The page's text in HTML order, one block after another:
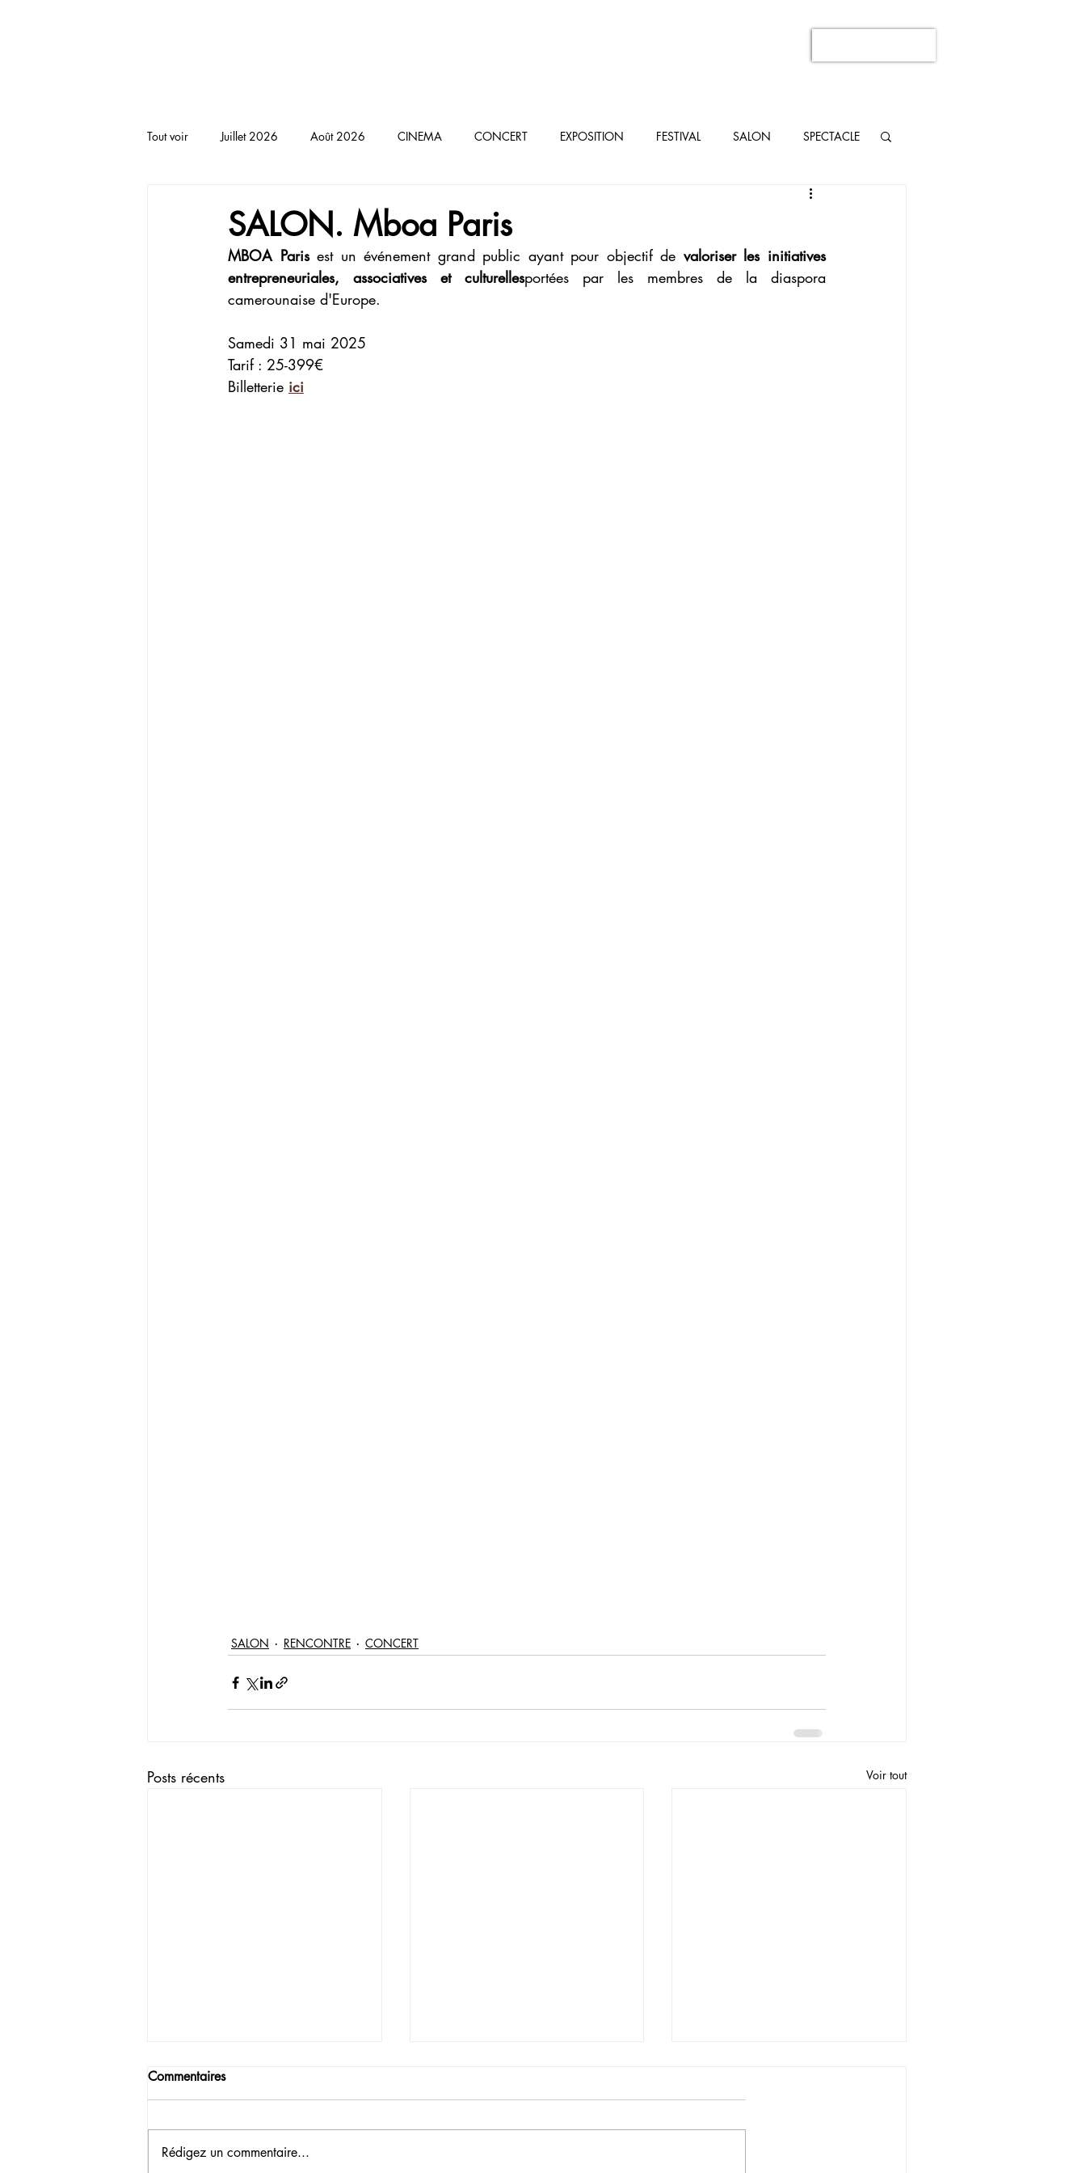
Tout voir Juillet 2026 Août 2026 CINEMA CONCERT EXPOSITION FESTIVAL SALON SPECTACLE
SALON. Mboa Paris
MBOA Paris est un événement grand public ayant pour objectif de valoriser les initiatives
entrepreneuriales, associatives et culturellesportées par les membres de la diaspora
camerounaise d'Europe.
Samedi 31 mai 2025
Tarif : 25-399€
Billetterie ici
SALON RENCONTRE CONCERT
Posts récents Voir tout
FESTIVAL. Wa Bénin
Commentaires
Rédigez un commentaire...